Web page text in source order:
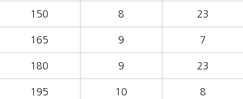
150 8 23
165 9 7
180 9 23
195 10 8